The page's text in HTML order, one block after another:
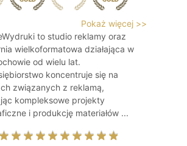
Pokaż więcej >>
to studio reklamy oraz
wielkoformatowa działająca w
od wielu lat.
koncentruje się na
związanych z reklamą,
kompleksowe projekty
i produkcję materiałów ...